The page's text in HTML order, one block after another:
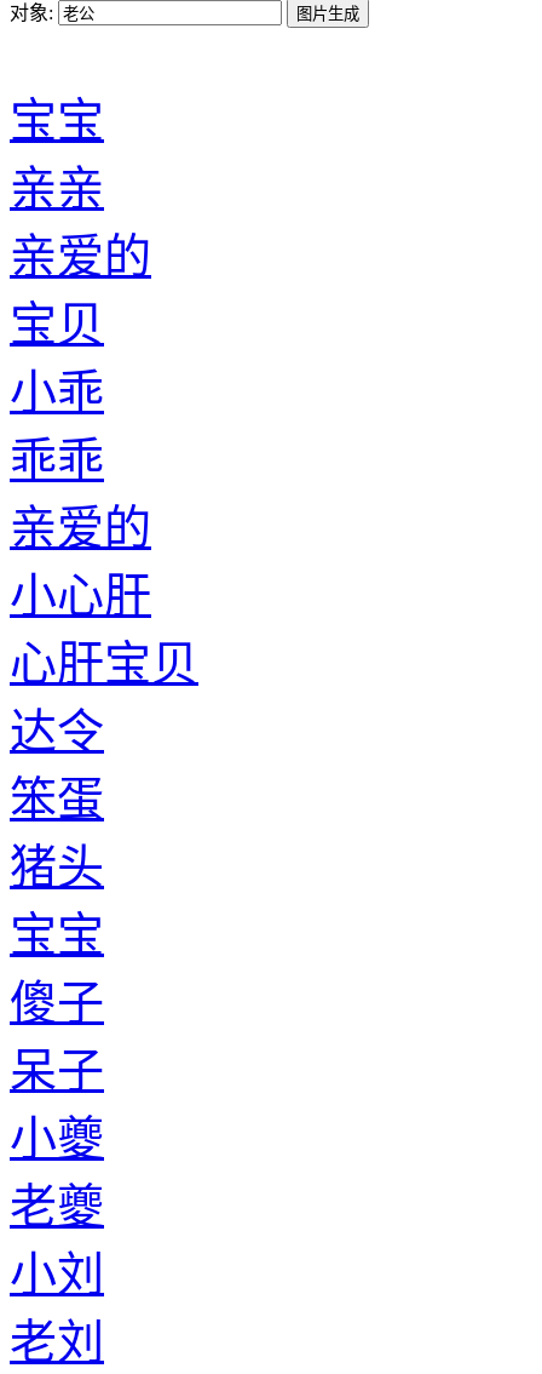
对象:
宝宝
亲亲
亲爱的
宝贝
小乖
乖乖
亲爱的
小心肝
心肝宝贝
达令
笨蛋
猪头
宝宝
傻子
呆子
小夔
老夔
小刘
老刘